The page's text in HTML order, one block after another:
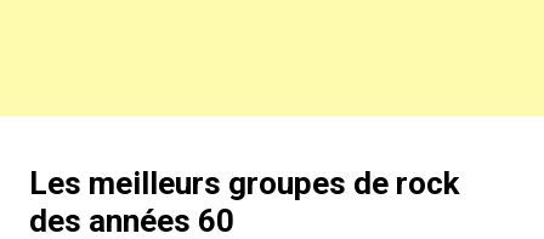
Les meilleurs groupes de rock
des années 60